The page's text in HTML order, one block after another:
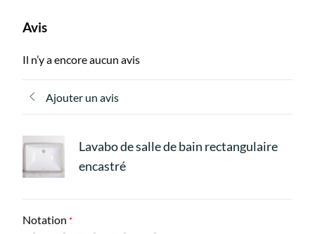
Avis
Il n’y a encore aucun avis
Ajouter un avis
Lavabo de salle de bain rectangulaire
encastré
Notation *